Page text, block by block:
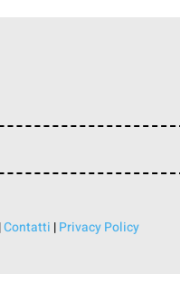
|Contatti |Privacy Policy